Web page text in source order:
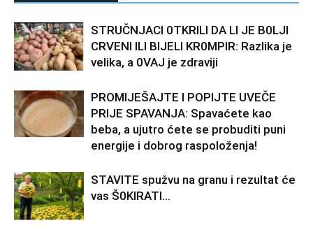
STRUČNJACI 0TKRILI DA LI JE B0LJI
CRVENI ILI BIJELI KR0MPIR: Razlika je
velika, a 0VAJ je zdraviji
PROMIJEŠAJTE I POPIJTE UVEČE
PRIJE SPAVANJA: Spavaćete kao
beba, a ujutro ćete se probuditi puni
energije i dobrog raspoloženja!
STAVlTE spužvu na granu i rezultat će
vas Š0KlRATl…